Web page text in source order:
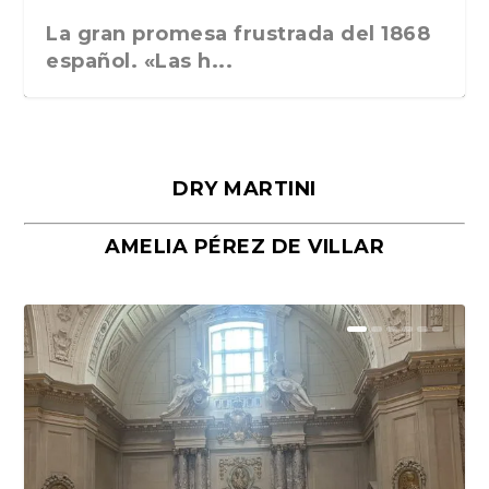
La gran promesa frustrada del 1868
español. «Las h...
Málaga, verso en azul, de Rafael
Porras y Salvador...
«La cocina hebrea. Alimentación
del pueblo judío e...
DRY MARTINI
AMELIA PÉREZ DE VILLAR